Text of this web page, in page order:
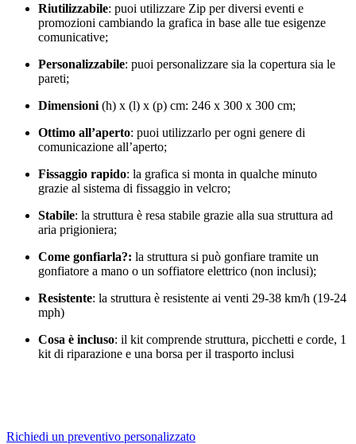
Riutilizzabile: puoi utilizzare Zip per diversi eventi e
promozioni cambiando la grafica in base alle tue esigenze
comunicative;
Personalizzabile: puoi personalizzare sia la copertura sia le
pareti;
Dimensioni (h) x (l) x (p) cm: 246 x 300 x 300 cm;
Ottimo all’aperto: puoi utilizzarlo per ogni genere di
comunicazione all’aperto;
Fissaggio rapido: la grafica si monta in qualche minuto
grazie al sistema di fissaggio in velcro;
Stabile: la struttura è resa stabile grazie alla sua struttura ad
aria prigioniera;
Come gonfiarla?: la struttura si può gonfiare tramite un
gonfiatore a mano o un soffiatore elettrico (non inclusi);
Resistente: la struttura è resistente ai venti 29-38 km/h (19-24
mph)
Cosa è incluso: il kit comprende struttura, picchetti e corde, 1
kit di riparazione e una borsa per il trasporto inclusi
Richiedi un preventivo personalizzato